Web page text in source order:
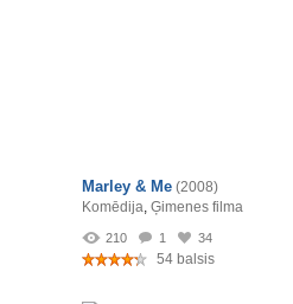
Marley & Me (2008)
Komēdija, Ģimenes filma
210 1 34
54 balsis